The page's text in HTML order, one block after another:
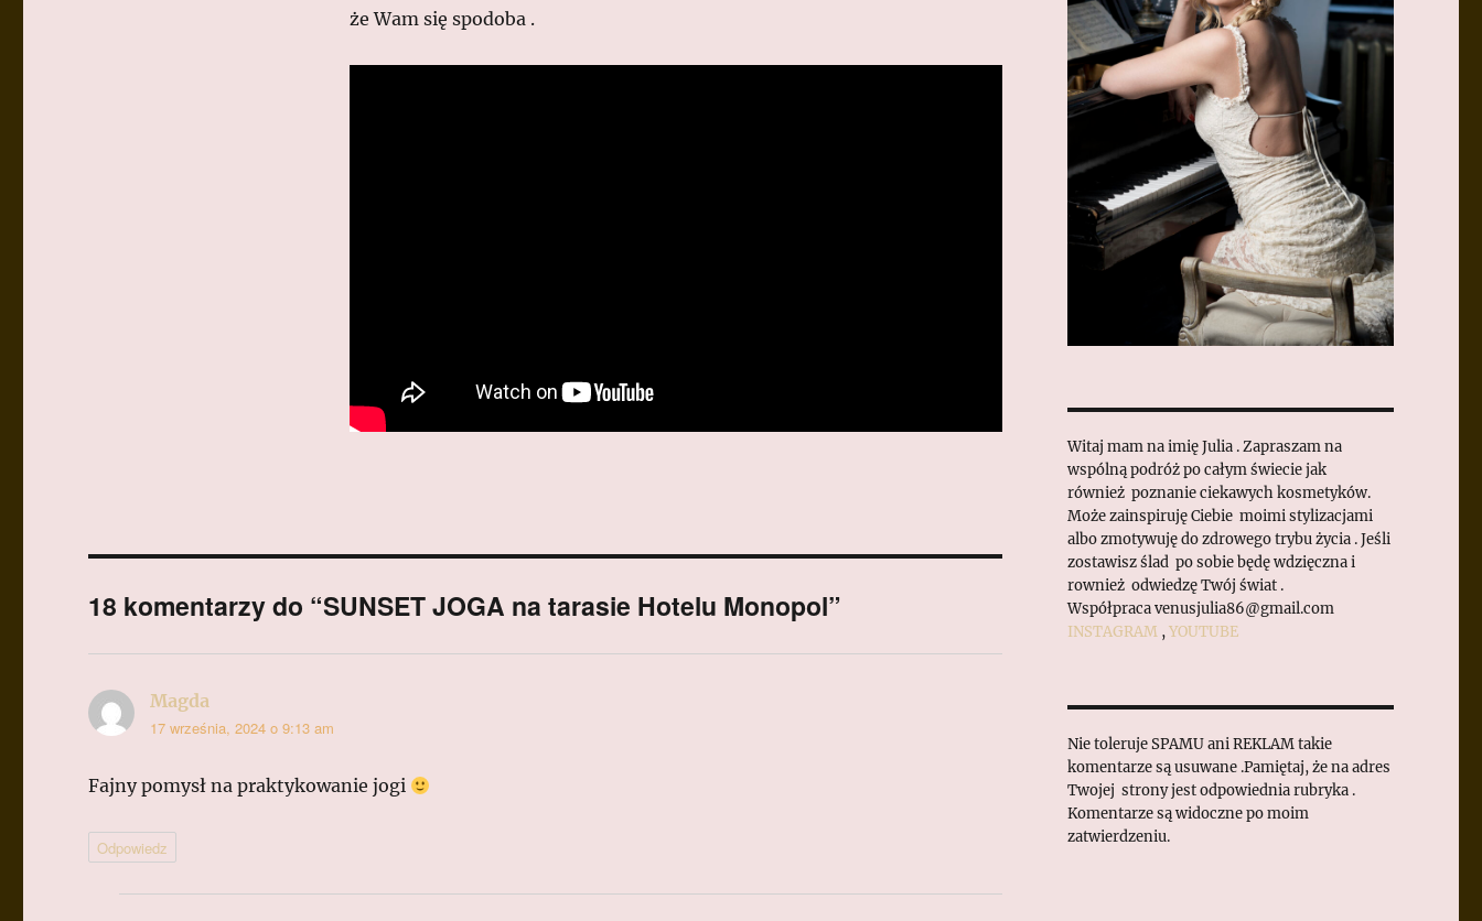
że Wam się spodoba .
18 komentarzy do “SUNSET JOGA na tarasie Hotelu Monopol”
Magda
17 września, 2024 o 9:13 am
Fajny pomysł na praktykowanie jogi
Odpowiedz
Witaj mam na imię Julia . Zapraszam na
wspólną podróż po całym świecie jak
również poznanie ciekawych kosmetyków.
Może zainspiruję Ciebie moimi stylizacjami
albo zmotywuję do zdrowego trybu życia . Jeśli
zostawisz ślad po sobie będę wdzięczna i
rownież odwiedzę Twój świat .
Współpraca venusjulia86@gmail.com
INSTAGRAM,YOUTUBE
Nie toleruje SPAMU ani REKLAM takie
komentarze są usuwane .Pamiętaj, że na adres
Twojej strony jest odpowiednia rubryka .
Komentarze są widoczne po moim
zatwierdzeniu.